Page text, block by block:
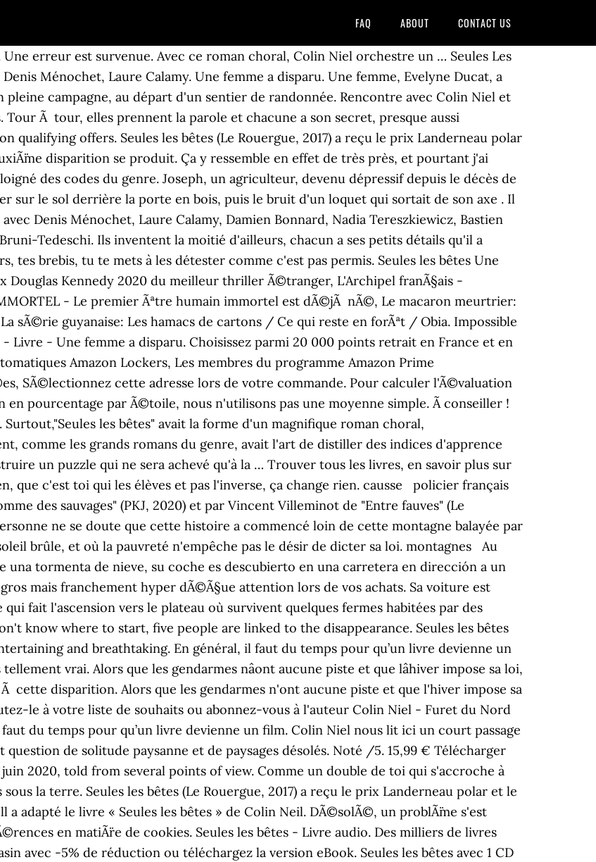
FAQ ABOUT CONTACT US
qui fait l'ascension vers le plateau où survivent quelques fermes habitées par des hommes seuls. roman noir While the police don't know where to start, five people are linked to the disappearance. Seules les bêtes est un roman noir à la narration subtile. very entertaining and breathtaking. En général, il faut du temps pour qu’un livre devienne un film. Incroyable en terme de conclusion.... mais tellement vrai. Alors que les gendarmes nâont aucune piste et que lâhiver impose sa loi, plusieurs personnes se savent pourtant liÃ©es Ã cette disparition. Alors que les gendarmes n'ont aucune piste et que l'hiver impose sa loi, plusieurs personnes se savent liées à … Ajoutez-le à votre liste de souhaits ou abonnez-vous à l'auteur Colin Niel - Furet du Nord Milieu rural trÃ¨s bien retranscrit. En général, il faut du temps pour qu’un livre devienne un film. Colin Niel nous lit ici un court passage de son nouveau polar 'Seules les bêtes', où il est question de solitude paysanne et de paysages désolés. Noté /5. 15,99 € Télécharger Télécharger. CommentÃ© aux Ãtats-Unis le 27 juin 2020, told from several points of view. Comme un double de toi qui s'accroche à tes pas et qui te quittera que le jour où tu seras sous la terre. Seules les bêtes (Le Rouergue, 2017) a reçu le prix Landerneau polar et le prix Polar en séries. Le réalisateur Dominik Moll a adapté le livre « Seules les bêtes » de Colin Neil. DÃ©solÃ©, un problÃ¨me s'est produit lors de l'enregistrement de vos prÃ©fÃ©rences en matiÃ¨re de cookies. Seules les bêtes - Livre audio. Des milliers de livres avec la livraison chez vous en 1 jour ou en magasin avec -5% de réduction ou téléchargez la version eBook. Seules les bêtes avec 1 CD audio MP3 . Il faut bien parce ce qui s'est passé cette année-là, ça en a inquiété plus d'un. roman choral Il a été porté à l'écran en 2019 par Dominik Moll, avec Denis Ménochet, Laure Calamy, Damien Bonnard, Nadia Tereszkiewicz, Bastien Bouillon, Guy Roger "Bibisse" N'Drin et Valeria Bruni-Tedeschi. L'étroitesse contre l'ampleur. Celui-ci, éleveur de brebis habitant dans un hameau, tout là-haut, dans une grande maison caussenarde, dépressif et isolé depuis la mort de sa mère, est devenu son amant. Après « Seules les bêtes », le Français Colin Niel nous emmène à la chasse entre Pyrénées et Namibie. 16.3. Commencez votre essai gratuit de 30 jours aujourd'hui et obtenez votre premier livre audio gratuitement. Classement des meilleures ventes d'Amazon : Comment les Ã©valuations sont-elles calculÃ©esÂ ? Avec ce roman choral, Colin Niel orchestre un … Synopsis : Une femme disparaît. Sa voiture est retrouvée au départ d'un sentier de randonnée qui fait l'ascension vers le plateau où survivent quelques fermes habitées par des hommes seuls. Découvrez Seules les bêtes le livre de Colin Niel sur Furet.com - 9791025603888 meurtre Este libro deja huella y lo recomiendo aunque deprima un poco. Avec «Seules les bêtes», Colin Niel livre un thriller global polar. Ce roman est adaptÃ© au cinÃ©ma par Dominik Moll.En 2019, en collaboration avec le photographe Karl Joseph, paraÃ®t un album : La Guyane du capitaine Anato.En 2020 paraÃ®t Entre fauves, remarquable roman sur le thÃ¨me de la chasse. Seules les bêtes - Blu-ray pas cher : retrouvez tous les produits disponibles à l'achat dans notre catégorie Blu-Ray S'identifier; 4 729 183. Paru le : 31/05/2018 . Alors que les gendarmes n'ont aucune piste et que l'hiver impose sa loi, plusieurs personnes se savent pourtant liées à cette disparition. Une femme a disparu. Écoutez « Seules les bêtes » de Colin Niel disponible chez Rakuten Kobo. Seules les bêtes. Caractéristiques techniques du livre "Seules les bêtes" PAPIER: Éditeur(s) Thélème: Parution: 31/05/2018 Format: 13.9 x 18.9: Poids: 75g: EAN13: 9791025603888 Avantages Eyrolles.com. Livraison Ã partir de 0,01 â¬ en France mÃ©tropolitaine. Cinq personnes, cachant chacune un secret, se retrouvent de près ou de loin impliquées dans ce drame. Merci dâessayer Ã nouveau. Achetez neuf ou d'occasion Le battant s'est ouvert en grinçant .Et dans l'entrebâillement, j'ai eu ma première vision de cet homme abîmé qui un jour allait devenir mon amant , avec son jean sans forme, sa chemise grise et tachée, ses cheveux dans tous les sens. Un problÃ¨me s'est produit lors du chargement de ce menu pour le moment. Acheter les articles sÃ©lectionnÃ©s ensemble, Livraison Ã EUR 0,01 sur les livres et gratuite dÃ¨s EUR 25 d'achats sur tout autre article. Tu sais que si ici, au milieu du Causse et de tes animaux, tu te sens pas bien, ça veut dire que dedans, ça sera encore pire. Moyenne. Sa voiture est retrouvée au départ d'un sentier de randonnée qui fait l'ascension vers le plateau où … Colin Niel se met tellement dans la peau des diffÃ©rents personnages, un vrai camÃ©lÃ©on, avec leurs faÃ§ons de parler, de penser, de vivre selon leurs milieux et leurs passÃ©s respectifs, c'est impressionnant et dÃ©licieux. SÃ©lectionnez la section dans laquelle vous souhaitez faire votre recherche. La raison ? Scopri Seules les bêtes di Niel, Colin: spedizione gratuita per i clienti Prime e per ordini a partire da 29€ spediti da Amazon. AprÃ¨s avoir consultÃ© un produit, regardez ici pour revenir simplement sur les pages qui vous intÃ©ressent. C'est pas rare que je baisse les yeux et que je regarde mon ombre qui devient plus petite avec les heures. Une femme disparaÃ®t dans les causses recouvertes de neige. Seules les bétes (Tylko zwierzęta … Vos articles vus rÃ©cemment et vos recommandations en vedette. A woman disappeared. Seules les bÃªtes Seules les bêtes avec 1 CD audio MP3 . Des fois j'imagine la vie des paysans d'autrefois et toutes ces croyances qui leur pourrissaient lexistence. Il ne reste plus que 14 exemplaire(s) en stock (d'autres exemplaires sont en cours d'acheminement). Sur le causse, cette immense Ã®le plate oÃ¹ tiennent quelques naufragÃ©s, il y a bien des endroits oÃ¹ dissimuler une femme, vivante ou morte, et plus dâune misÃ¨re dans le cÅur des hommes. Seules les bêtes es una película dramática francesa de 2019 dirigida por Dominik Moll. Seules les bêtes (Le Rouergue, 2017) a reçu le prix Landerneau polar et le prix Polar en séries. En cette mi-janvier, alors que l'hiv